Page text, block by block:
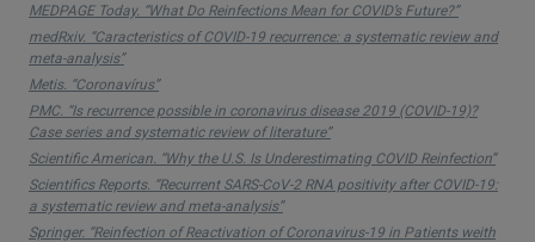
MEDPAGE Today. “What Do Reinfections Mean for COVID’s Future?”
medRxiv. “Caracteristics of COVID-19 recurrence: a systematic review and
meta-analysis”
Metis. “Coronavírus”
PMC. “Is recurrence possible in coronavirus disease 2019 (COVID-19)?
Case series and systematic review of literature”
Scientific American. “Why the U.S. Is Underestimating COVID Reinfection”
Scientifics Reports. “Recurrent SARS-CoV-2 RNA positivity after COVID-19:
a systematic review and meta-analysis”
Springer. “Reinfection of Reactivation of Coronavirus-19 in Patients weith